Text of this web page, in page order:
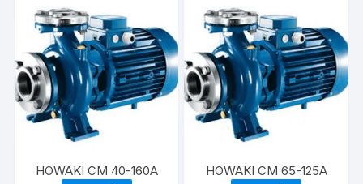
HOWAKI CM 40-160A HOWAKI CM 65-125A